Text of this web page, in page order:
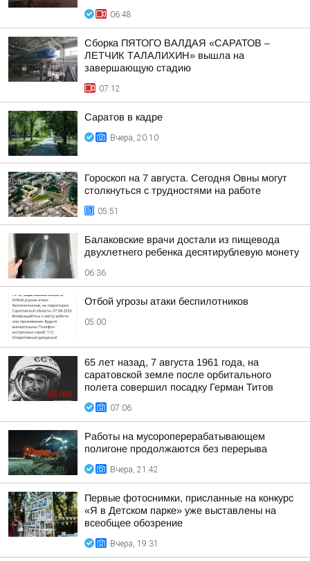
06:48
Сборка ПЯТОГО ВАЛДАЯ «САРАТОВ –
ЛЕТЧИК ТАЛАЛИХИН» вышла на
завершающую стадию
07:12
Саратов в кадре
Вчера, 20:10
Гороскоп на 7 августа. Сегодня Овны могут
столкнуться с трудностями на работе
05:51
Балаковские врачи достали из пищевода
двухлетнего ребенка десятирублевую монету
06:36
Отбой угрозы атаки беспилотников
05:00
65 лет назад, 7 августа 1961 года, на
саратовской земле после орбитального
полета совершил посадку Герман Титов
07:06
Работы на мусороперерабатывающем
полигоне продолжаются без перерыва
Вчера, 21:42
Первые фотоснимки, присланные на конкурс
«Я в Детском парке» уже выставлены на
всеобщее обозрение
Вчера, 19:31